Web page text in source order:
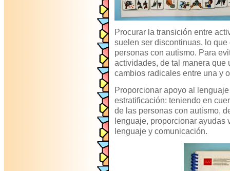
Procurar la transición entre
suelen ser discontinuas, lo
personas con autismo. Para
actividades, de tal manera que
cambios radicales entre una y
Proporcionar apoyo al
estratificación: teniendo en
de las personas con autismo,
lenguaje, proporcionar ayudas
lenguaje y comunicación.